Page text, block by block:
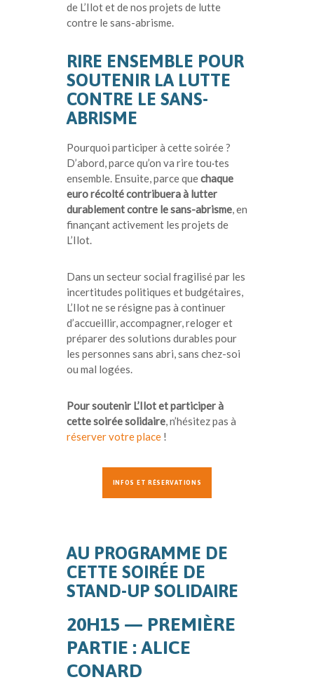
de L’Ilot et de nos projets de lutte
contre le sans-abrisme.
RIRE ENSEMBLE POUR
SOUTENIR LA LUTTE
CONTRE LE SANS-
ABRISME
Pourquoi participer à cette soirée ?
D’abord, parce qu’on va rire tou·tes
ensemble. Ensuite, parce quechaque
euro récolté contribuera à lutter
durablement contre le sans-abrisme, en
finançant activement les projets de
L’Ilot.
Dans un secteur social fragilisé par les
incertitudes politiques et budgétaires,
L’Ilot ne se résigne pas à continuer
d’accueillir, accompagner, reloger et
préparer des solutions durables pour
les personnes sans abri, sans chez-soi
ou mal logées.
Pour soutenir L’Ilot et participer à
cette soirée solidaire, n’hésitez pas à
réserver votre place !
INFOS ET RÉSERVATIONS
AU PROGRAMME DE
CETTE SOIRÉE DE
STAND-UP SOLIDAIRE
20H15 — PREMIÈRE
PARTIE : ALICE
CONARD